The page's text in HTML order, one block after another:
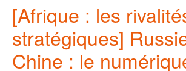
[Afrique : les
stratégiques]
Chine : le